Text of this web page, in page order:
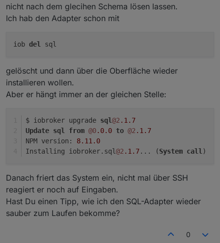
nicht nach dem glecihen Schema lösen lassen.
Ich hab den Adapter schon mit
iob del sql
gelöscht und dann über die Oberfläche wieder
installieren wollen.
Aber er hängt immer an der gleichen Stelle:
$ iobroker upgrade sql @2 .1 .7
Update sql from @0.0.0 to @2 .1 .7
NPM version: 8.11 .0
Installing iobroker.sql@2 .1 .7... (System call )
Danach friert das System ein, nicht mal über SSH
reagiert er noch auf Eingaben.
Hast Du einen Tipp, wie ich den SQL-Adapter wieder
sauber zum Laufen bekomme?
0